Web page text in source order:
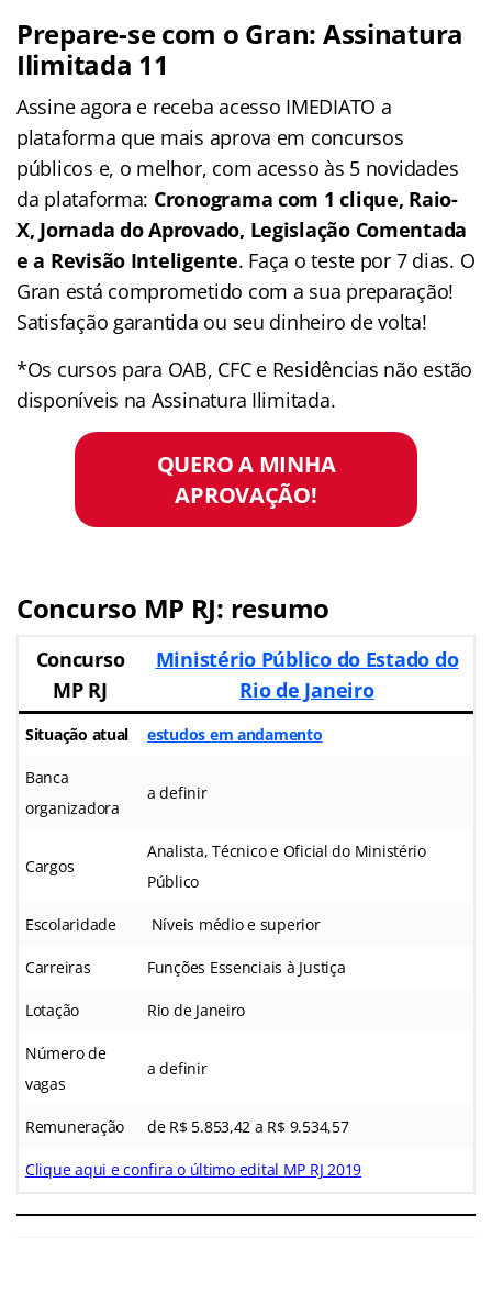
Prepare-se com o Gran: Assinatura
Ilimitada 11
Assine agora e receba acesso IMEDIATO a
plataforma que mais aprova em concursos
públicos e, o melhor, com acesso às 5 novidades
da plataforma: Cronograma com 1 clique, Raio-
X, Jornada do Aprovado, Legislação Comentada
e a Revisão Inteligente. Faça o teste por 7 dias. O
Gran está comprometido com a sua preparação!
Satisfação garantida ou seu dinheiro de volta!
*Os cursos para OAB, CFC e Residências não estão
disponíveis na Assinatura Ilimitada.
QUERO A MINHA
APROVAÇÃO!
Concurso MP RJ: resumo
Concurso
MP RJ
Ministério Público do Estado do
Rio de Janeiro
Situação atual estudos em andamento
Banca
organizadora
a definir
Cargos
Analista, Técnico e Oficial do Ministério
Público
Escolaridade Níveis médio e superior
Carreiras Funções Essenciais à Justiça
Lotação Rio de Janeiro
Número de
vagas
a definir
Remuneração de R$ 5.853,42 a R$ 9.534,57
Clique aqui e confira o último edital MP RJ 2019